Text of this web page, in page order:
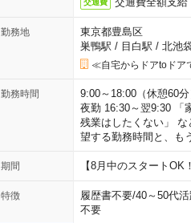
交通費
勤務地
東京都豊島区
巣鴨駅 / 目白駅 / 北池
≪自宅からドアtoドア
勤務時間
9:00～18:00（休憩60
夜勤 16:30～翌9:30 「
残業はしたくない」
望する勤務時間と、も
期間 【8月中のスタート
特徴 履歴書不要/40～50代
不要